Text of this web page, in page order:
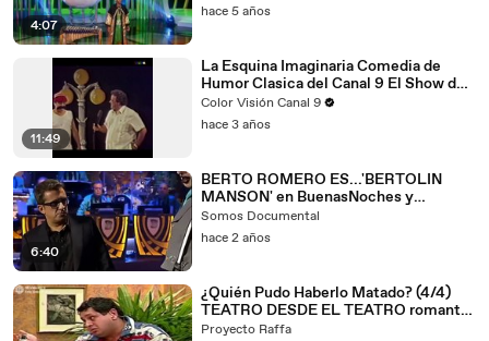
4:07
hace 5 años
11:49
La Esquina Imaginaria Comedia de
Humor Clasica del Canal 9 El Show de
Mediodia
Color Visión Canal 9
hace 3 años
6:40
BERTO ROMERO ES...'BERTOLIN
MANSON' en BuenasNoches y
BuenaFuente
Somos Documental
hace 2 años
¿Quién Pudo Haberlo Matado? (4/4)
TEATRO DESDE EL TEATRO romantic
comedy
Proyecto Raffa